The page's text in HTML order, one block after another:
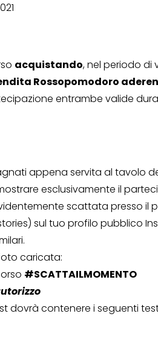
acquistando, nel periodo di
Rossopomodoro
entrambe valide
appena servita al tavolo
esclusivamente il
scattata presso il
sul tuo profilo pubblico
caricata:
#SCATTAILMOMENTO
dovrà contenere i seguenti